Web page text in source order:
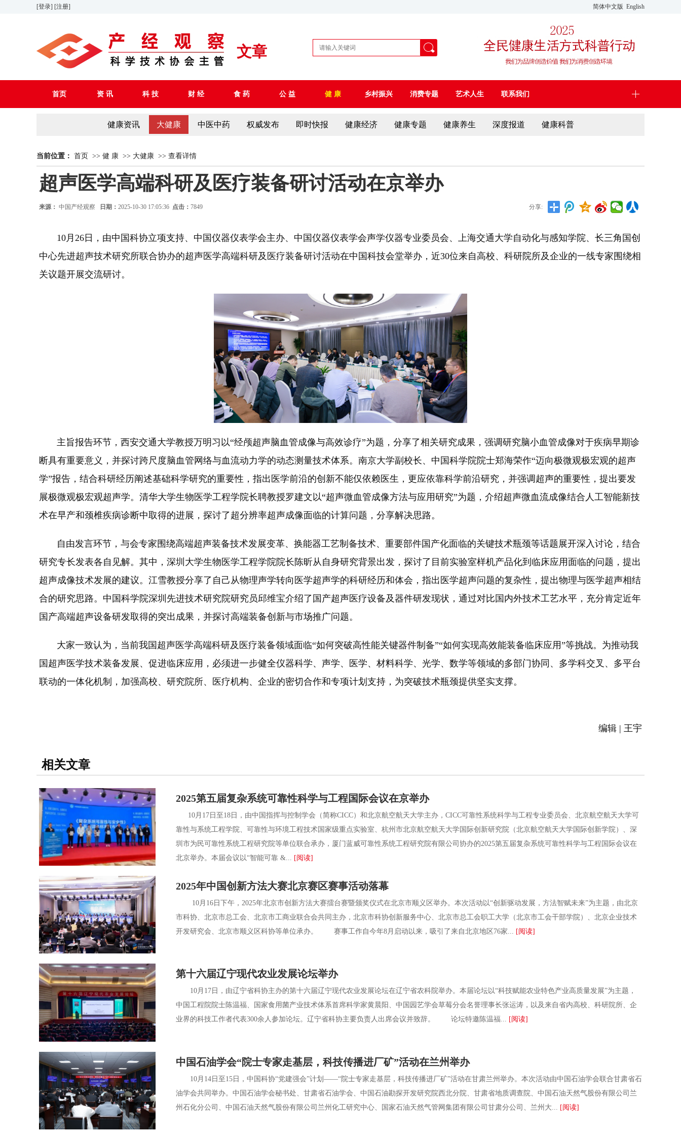
[登录] [注册] 简体中文版 English
文章
首页 资 讯 科 技 财 经 食 药 公 益 健 康 乡村振兴 消费专题 艺术人生 联系我们
健康资讯 大健康 中医中药 权威发布 即时快报 健康经济 健康专题 健康养生 深度报道 健康科普
当前位置： 首页 >> 健 康 >> 大健康 >> 查看详情
超声医学高端科研及医疗装备研讨活动在京举办
来源： 中国产经观察 日期： 2025-10-30 17:05:36 点击： 7849 分享:
10月26日，由中国科协立项支持、中国仪器仪表学会主办、中国仪器仪表学会声学仪器专业委员会、上海交通大学自动化与感知学院、长三角国创
中心先进超声技术研究所联合协办的超声医学高端科研及医疗装备研讨活动在中国科技会堂举办，近30位来自高校、科研院所及企业的一线专家围绕相
关议题开展交流研讨。
主旨报告环节，西安交通大学教授万明习以“经颅超声脑血管成像与高效诊疗”为题，分享了相关研究成果，强调研究脑小血管成像对于疾病早期诊
断具有重要意义，并探讨跨尺度脑血管网络与血流动力学的动态测量技术体系。南京大学副校长、中国科学院院士郑海荣作“迈向极微观极宏观的超声
学”报告，结合科研经历阐述基础科学研究的重要性，指出医学前沿的创新不能仅依赖医生，更应依靠科学前沿研究，并强调超声的重要性，提出要发
展极微观极宏观超声学。清华大学生物医学工程学院长聘教授罗建文以“超声微血管成像方法与应用研究”为题，介绍超声微血流成像结合人工智能新技
术在早产和颈椎疾病诊断中取得的进展，探讨了超分辨率超声成像面临的计算问题，分享解决思路。
自由发言环节，与会专家围绕高端超声装备技术发展变革、换能器工艺制备技术、重要部件国产化面临的关键技术瓶颈等话题展开深入讨论，结合
研究专长发表各自见解。其中，深圳大学生物医学工程学院院长陈昕从自身研究背景出发，探讨了目前实验室样机产品化到临床应用面临的问题，提出
超声成像技术发展的建议。江雪教授分享了自己从物理声学转向医学超声学的科研经历和体会，指出医学超声问题的复杂性，提出物理与医学超声相结
合的研究思路。中国科学院深圳先进技术研究院研究员邱维宝介绍了国产超声医疗设备及器件研发现状，通过对比国内外技术工艺水平，充分肯定近年
国产高端超声设备研发取得的突出成果，并探讨高端装备创新与市场推广问题。
大家一致认为，当前我国超声医学高端科研及医疗装备领域面临“如何突破高性能关键器件制备”“如何实现高效能装备临床应用”等挑战。为推动我
国超声医学技术装备发展、促进临床应用，必须进一步健全仪器科学、声学、医学、材料科学、光学、数学等领域的多部门协同、多学科交叉、多平台
联动的一体化机制，加强高校、研究院所、医疗机构、企业的密切合作和专项计划支持，为突破技术瓶颈提供坚实支撑。
编辑 | 王宇
相关文章
2025第五届复杂系统可靠性科学与工程国际会议在京举办
10月17日至18日，由中国指挥与控制学会（简称CICC）和北京航空航天大学主办，CICC可靠性系统科学与工程专业委员会、北京航空航天大学可
靠性与系统工程学院、可靠性与环境工程技术国家级重点实验室、杭州市北京航空航天大学国际创新研究院（北京航空航天大学国际创新学院）、深
圳市为民可靠性系统工程研究院等单位联合承办，厦门蓝威可靠性系统工程研究院有限公司协办的2025第五届复杂系统可靠性科学与工程国际会议在
北京举办。本届会议以“智能可靠 &... [阅读]
2025年中国创新方法大赛北京赛区赛事活动落幕
10月16日下午，2025年北京市创新方法大赛擂台赛暨颁奖仪式在北京市顺义区举办。本次活动以“创新驱动发展，方法智赋未来”为主题，由北京
市科协、北京市总工会、北京市工商业联合会共同主办，北京市科协创新服务中心、北京市总工会职工大学（北京市工会干部学院）、北京企业技术
开发研究会、北京市顺义区科协等单位承办。 赛事工作自今年8月启动以来，吸引了来自北京地区76家...
[阅读]
第十六届辽宁现代农业发展论坛举办
10月17日，由辽宁省科协主办的第十六届辽宁现代农业发展论坛在辽宁省农科院举办。本届论坛以“科技赋能农业特色产业高质量发展”为主题，
中国工程院院士陈温福、国家食用菌产业技术体系首席科学家黄晨阳、中国园艺学会草莓分会名誉理事长张运涛，以及来自省内高校、科研院所、企
业界的科技工作者代表300余人参加论坛。辽宁省科协主要负责人出席会议并致辞。 论坛特邀陈温福... [阅读]
中国石油学会“院士专家走基层，科技传播进厂矿”活动在兰州举办
10月14日至15日，中国科协“党建强会”计划——“院士专家走基层，科技传播进厂矿”活动在甘肃兰州举办。本次活动由中国石油学会联合甘肃省石
油学会共同举办。中国石油学会秘书处、甘肃省石油学会、中国石油勘探开发研究院西北分院、甘肃省地质调查院、中国石油天然气股份有限公司兰
州石化分公司、中国石油天然气股份有限公司兰州化工研究中心、国家石油天然气管网集团有限公司甘肃分公司、兰州大... [阅读]